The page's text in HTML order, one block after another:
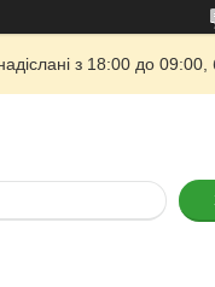
з 18:00 до